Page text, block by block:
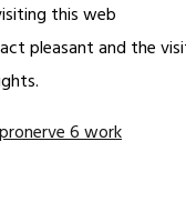
this web
pleasant and the
6 work